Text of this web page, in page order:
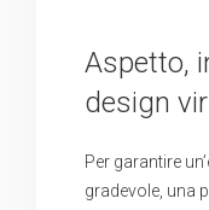
Aspetto,
design
Per garantire
gradevole, una